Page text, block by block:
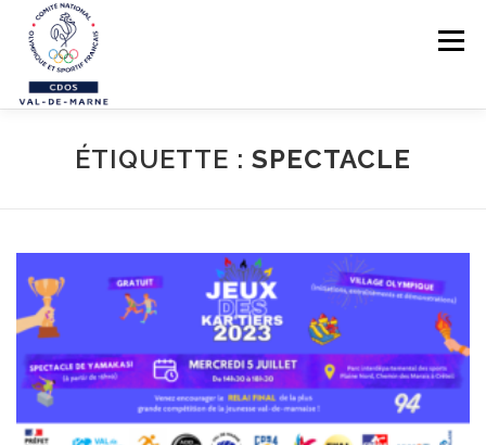
Aller au contenu
Menu
NOS ACTIONS
STRUCTUREZ-VOUS !
FORMATIONS
PARASPORTS
AIDE PÉDAGOGIQUE
LE RÉSEAU SPORTIF 94
ÉTIQUETTE : SPECTACLE